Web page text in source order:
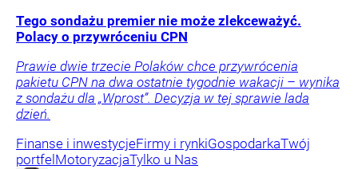
Tego sondażu premier nie może zlekceważyć.
Polacy o przywróceniu CPN
Prawie dwie trzecie Polaków chce przywrócenia
pakietu CPN na dwa ostatnie tygodnie wakacji – wynika
z sondażu dla „Wprost”. Decyzja w tej sprawie lada
dzień.
Finanse i inwestycjeFirmy i rynkiGospodarkaTwój
portfel MotoryzacjaTylko u Nas